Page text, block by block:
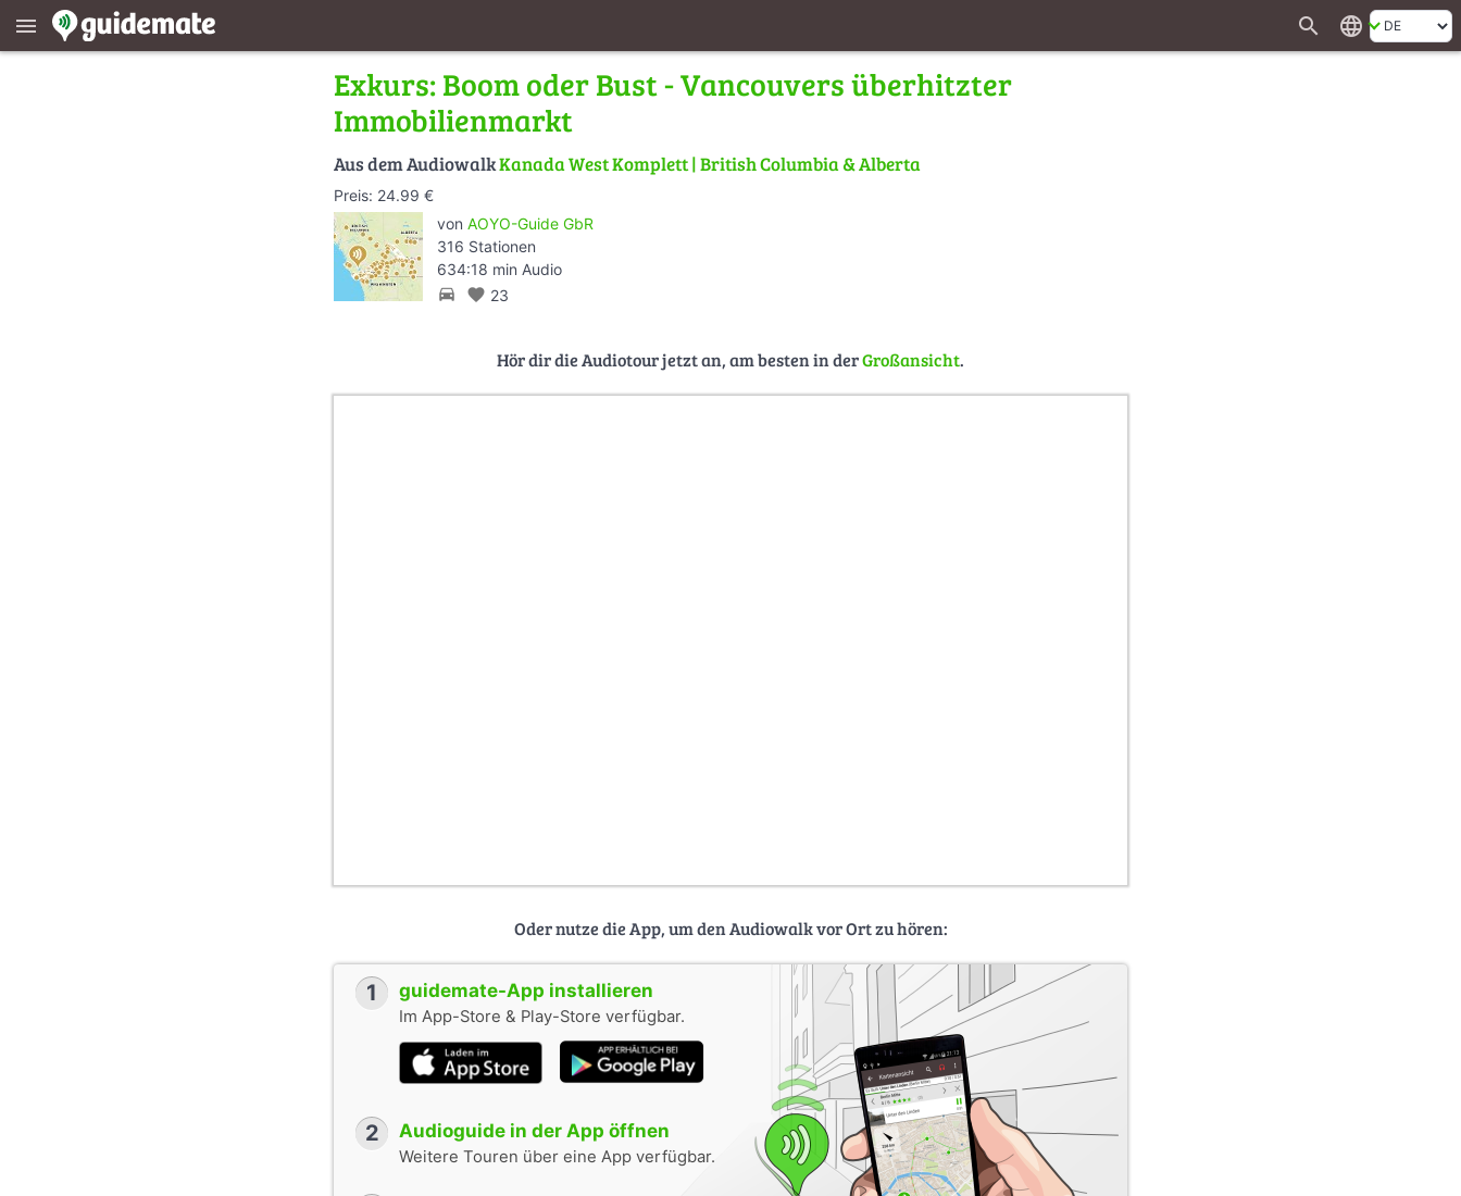
menu search language
Exkurs: Boom oder Bust - Vancouvers überhitzter
Immobilienmarkt
Aus dem AudiowalkKanada West Komplett | British Columbia & Alberta
Preis: 24.99 €
von AOYO-Guide GbR
316 Stationen
634:18 min Audio
directions_car favorite 23
Hör dir die Audiotour jetzt an, am besten in derGroßansicht.
Oder nutze die App, um den Audiowalk vor Ort zu hören:
1 guidemate-App installieren
Im App-Store & Play-Store verfügbar.
2 Audioguide in der App öffnen
Weitere Touren über eine App verfügbar.